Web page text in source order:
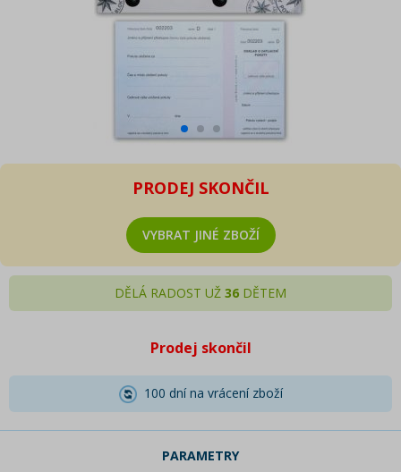
PRODEJ SKONČIL
VYBRAT JINÉ ZBOŽÍ
DĚLÁ RADOST UŽ 36 DĚTEM
Prodej skončil
100 dní na vrácení zboží
PARAMETRY